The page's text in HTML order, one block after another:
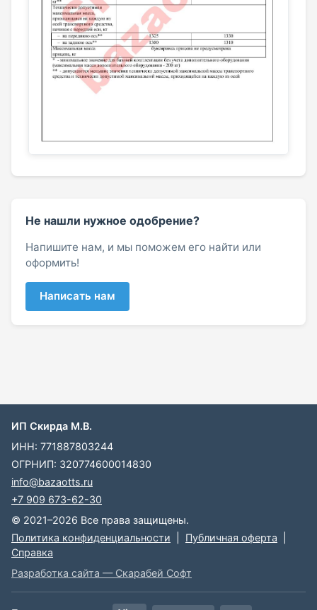
Не нашли нужное одобрение?
Напишите нам, и мы поможем его найти или
оформить!
Написать нам
ИП Скирда М.В.
ИНН: 771887803244
ОГРНИП: 320774600014830
info@bazaotts.ru
+7 909 673-62-30
© 2021–2026 Все права защищены.
Политика конфиденциальности
Публичная оферта
Справка
Разработка сайта — Скарабей Софт